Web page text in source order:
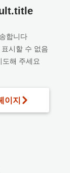
합니다
시할 수 없음
해 주세요
이지